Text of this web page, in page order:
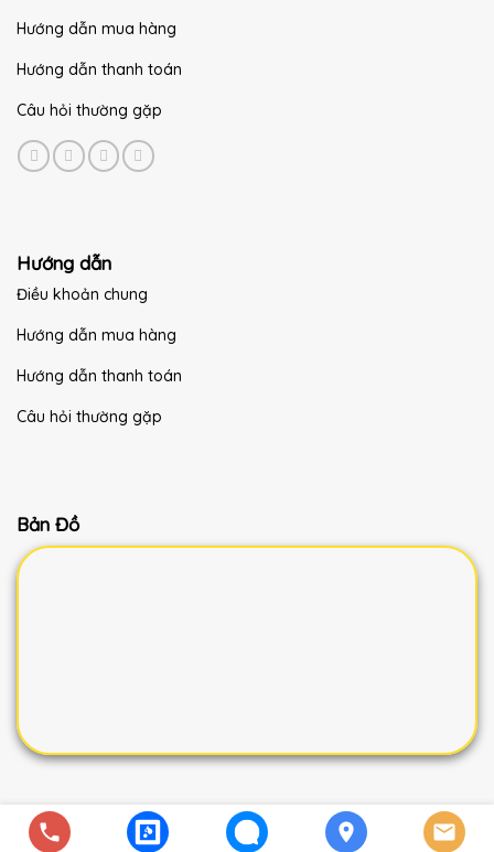
Hướng dẫn mua hàng
Hướng dẫn thanh toán
Câu hỏi thường gặp
Hướng dẫn
Điều khoản chung
Hướng dẫn mua hàng
Hướng dẫn thanh toán
Câu hỏi thường gặp
Bản Đồ